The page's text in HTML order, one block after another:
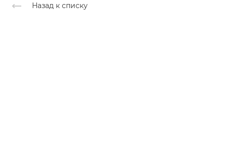
Назад к списку